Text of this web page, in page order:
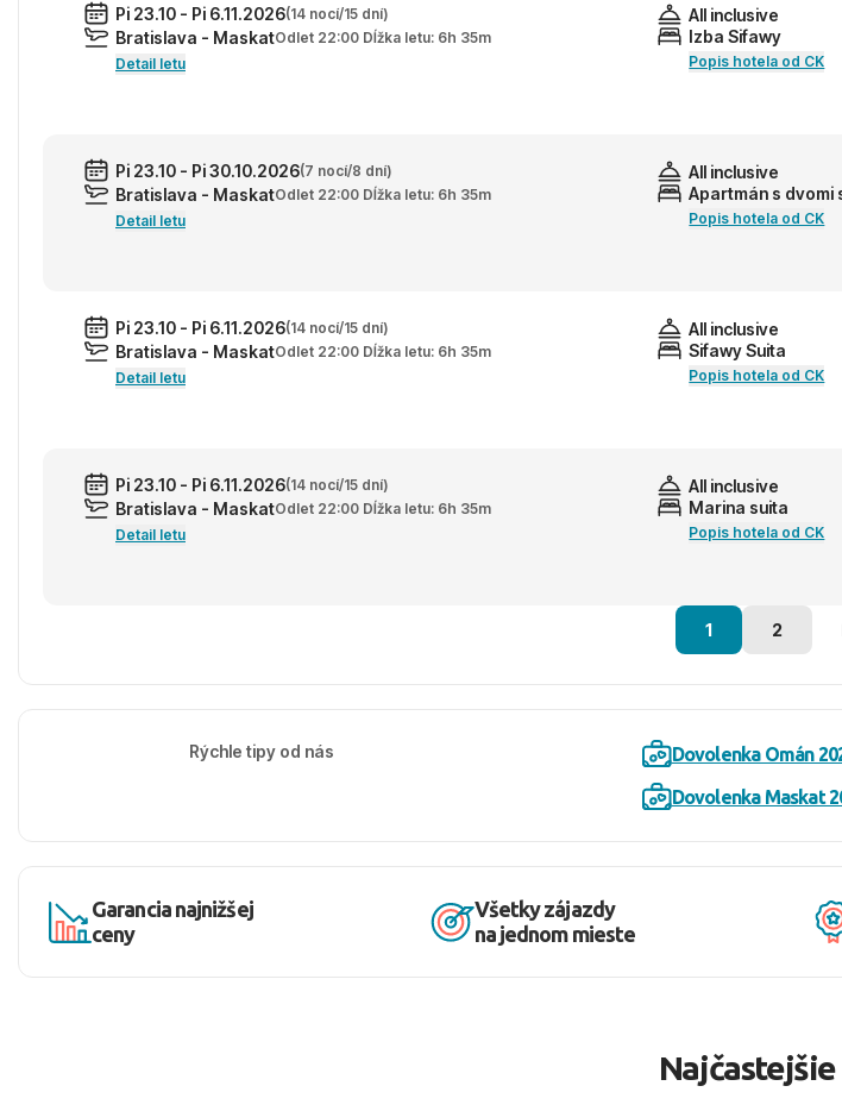
Pi 23.10 - Pi 6.11.2026(14 nocí/15 dní)
Bratislava - MaskatOdlet 22:00 Dĺžka letu: 6h 35m
Detail letu
All inclusive
Izba Sifawy
Popis hotela od CK
Pi 23.10 - Pi 30.10.2026(7 nocí/8 dní)
Bratislava - MaskatOdlet 22:00 Dĺžka letu: 6h 35m
Detail letu
All inclusive
Apartmán s dvomi
Popis hotela od CK
Pi 23.10 - Pi 6.11.2026(14 nocí/15 dní)
Bratislava - MaskatOdlet 22:00 Dĺžka letu: 6h 35m
Detail letu
All inclusive
Sifawy Suita
Popis hotela od CK
Pi 23.10 - Pi 6.11.2026(14 nocí/15 dní)
Bratislava - MaskatOdlet 22:00 Dĺžka letu: 6h 35m
Detail letu
All inclusive
Marina suita
Popis hotela od CK
1 2
Rýchle tipy od nás Dovolenka Omán
Dovolenka Maskat
Garancia najnižšej
ceny
Všetky zájazdy
na jednom mieste